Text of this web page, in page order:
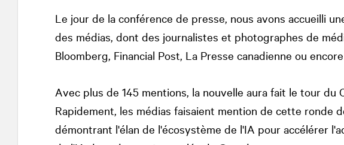
Le jour de la conférence de presse, nous avons accueilli
des médias, dont des journalistes et photographes de
Bloomberg, Financial Post, La Presse canadienne ou
Avec plus de 145 mentions, la nouvelle aura fait le tour du
Rapidement, les médias faisaient mention de cette ronde
démontrant l'élan de l'écosystème de l'IA pour accélérer